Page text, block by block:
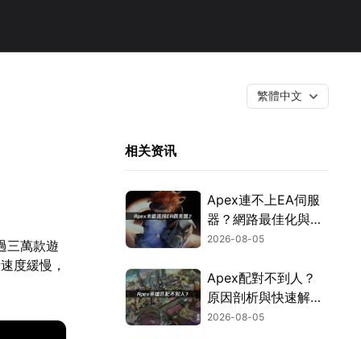
繁體中文
三萬款遊
度緩慢，
相关资讯
Apex連不上EA伺服
器？網路最佳化與疑
難排解全攻略！
2026-08-05
Apex配對不到人？
原因剖析與快速解決
方式！
2026-08-05